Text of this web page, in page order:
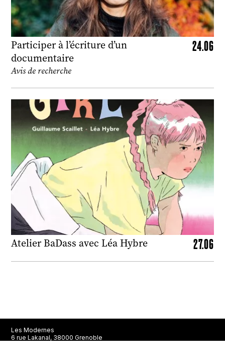
Participer à l’écriture d’un
documentaire
24.06
Avis de recherche
Atelier BaDass avec Léa Hybre 27.06
Les Modernes
6 rue Lakanal, 38000 Grenoble